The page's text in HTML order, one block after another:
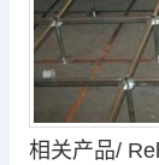
相关产品/